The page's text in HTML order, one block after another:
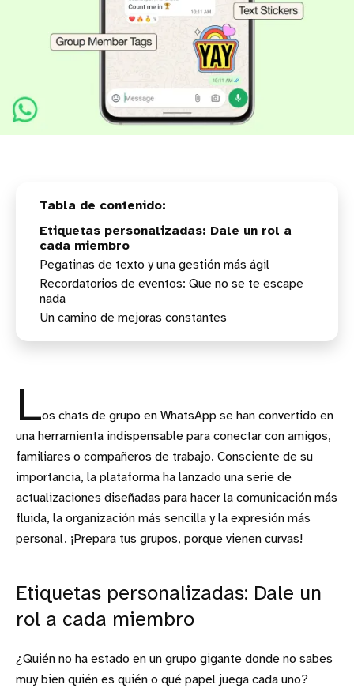
Etiquetas personalizadas: Dale un rol a
cada miembro
Pegatinas de texto y una gestión más ágil
Recordatorios de eventos: Que no se te escape
nada
Un camino de mejoras constantes
Los chats de grupo en WhatsApp se han convertido en
una herramienta indispensable para conectar con amigos,
familiares o compañeros de trabajo. Consciente de su
importancia, la plataforma ha lanzado una serie de
actualizaciones diseñadas para hacer la comunicación más
fluida, la organización más sencilla y la expresión más
personal. ¡Prepara tus grupos, porque vienen curvas!
Etiquetas personalizadas: Dale un
rol a cada miembro
¿Quién no ha estado en un grupo gigante donde no sabes
muy bien quién es quién o qué papel juega cada uno?